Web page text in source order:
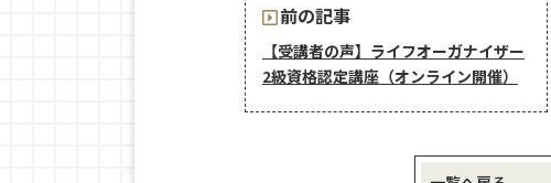
前の記事
【受講者の声】ライフオーガナイザー
2級資格認定講座（オンライン開催）